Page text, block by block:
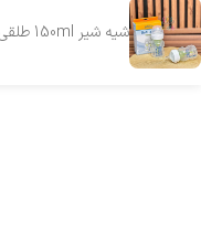
شیه شیر 150ml طلقی عریض dr browns